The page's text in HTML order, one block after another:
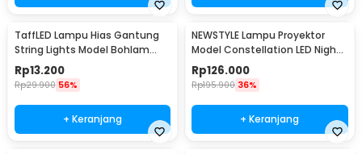
TaffLED Lampu Hias Gantung
String Lights Model Bohlam
Mini Waterproof 3M - ZYD0931
Rp13.200
Rp29.900 56%
+ Keranjang
NEWSTYLE Lampu Proyektor
Model Constellation LED Night
Light 3W 5V - NL-USB
Rp126.000
Rp195.900 36%
+ Keranjang